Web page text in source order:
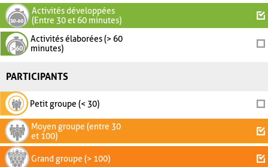
Activités développées
(Entre 30 et 60 minutes)
Activités élaborées (> 60
minutes)
PARTICIPANTS
Petit groupe (< 30)
Moyen groupe (entre 30
et 100)
Grand groupe (> 100)